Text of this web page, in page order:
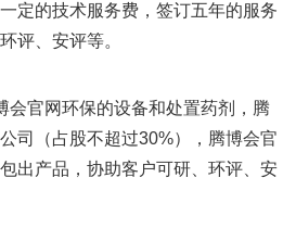
定的技术服务费，签订五年的服务
评、安评等。
会官网环保的设备和处置药剂，腾
司（占股不超过30%），腾博会官
，包出产品，协助客户可研、环评、安